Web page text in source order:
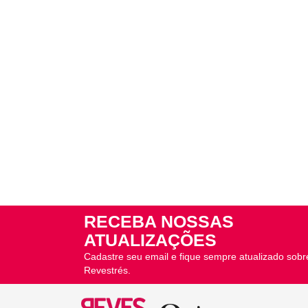
RECEBA NOSSAS
ATUALIZAÇÕES
Cadastre seu email e fique sempre atualizado
Revestrés.